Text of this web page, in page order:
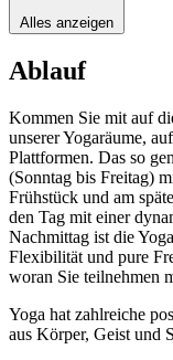
Alles anzeigen
Ablauf
Kommen Sie mit auf
unserer Yogaräume,
Plattformen. Das so
(Sonntag bis Freitag)
Frühstück und am
den Tag mit einer
Nachmittag ist die
Flexibilität und pure
woran Sie teilnehmen
Yoga hat zahlreiche
aus Körper, Geist und